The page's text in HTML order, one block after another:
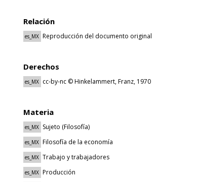
Relación
es_MX Reproducción del documento original
Derechos
es_MX cc-by-nc © Hinkelammert, Franz, 1970
Materia
es_MX Sujeto (Filosofía)
es_MX Filosofía de la economía
es_MX Trabajo y trabajadores
es_MX Producción